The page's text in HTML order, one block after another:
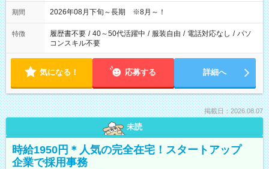
期間 2026年08月下旬～長期 ※8月～！
特徴 履歴書不要 / 40～50代活躍中 / 服装自由 / 電話対応なし / パソ
コンスキル不要
気になる！ 応募する 詳細へ
掲載日：2026.08.07
未読
時給1950円＊人気の完全在宅！スタートアップ
企業で採用事務